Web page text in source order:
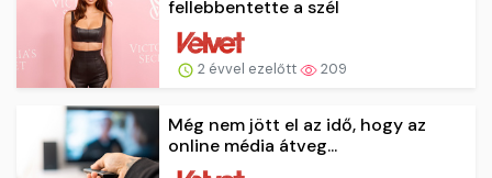
fellebbentette a szél
2 évvel ezelőtt 209
Még nem jött el az idő, hogy az
online média átveg...